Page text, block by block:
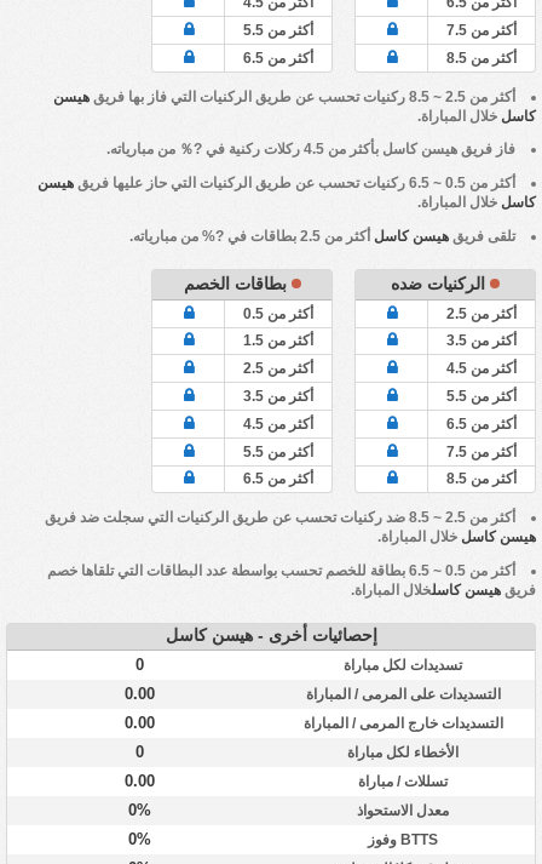
أكثر من 7.5
أكثر من 8.5
أكثر من 5.5
أكثر من 6.5
أكثر من 2.5 ~ 8.5 ركنيات تحسب عن طريق الركنيات التي فاز بها فريق
هيسن
كاسل خلال المباراة.
فاز فريق هيسن كاسل بأكثر من 4.5 ركلات ركنية في ?％ من مبارياته.
أكثر من 0.5 ~ 6.5 ركنيات تحسب عن طريق الركنيات التي حاز عليها فريق
هيسن
كاسل خلال المباراة.
تلقى فريق هيسن كاسل أكثر من 2.5 بطاقات في ?% من مبارياته.
الركنيات ضده
أكثر من 2.5
أكثر من 3.5
أكثر من 4.5
أكثر من 5.5
أكثر من 6.5
أكثر من 7.5
أكثر من 8.5
بطاقات الخصم
أكثر من 0.5
أكثر من 1.5
أكثر من 2.5
أكثر من 3.5
أكثر من 4.5
أكثر من 5.5
أكثر من 6.5
أكثر من 2.5 ~ 8.5 ضد ركنيات تحسب عن طريق الركنيات التي سجلت ضد فريق
هيسن كاسل خلال المباراة.
أكثر من 0.5 ~ 6.5 بطاقة للخصم تحسب بواسطة عدد البطاقات التي تلقاها خصم
فريق هيسن كاسلخلال المباراة.
إحصائيات أخرى - هيسن كاسل
تسديدات لكل مباراة 0
التسديدات على المرمى / المباراة 0.00
التسديدات خارج المرمى / المباراة 0.00
الأخطاء لكل مباراة 0
تسللات / مباراة 0.00
معدل الاستحواذ 0%
BTTS وفوز 0%